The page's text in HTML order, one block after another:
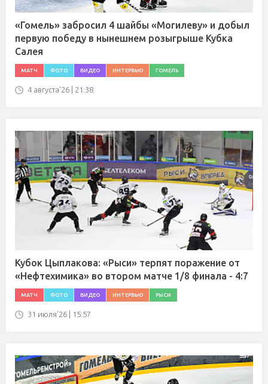
«Гомель» забросил 4 шайбы «Могилеву» и добыл
первую победу в нынешнем розыгрыше Кубка
Салея
МАТЧ ФОТО ВИДЕО ИНТЕРВЬЮ ГОМЕЛЬ
4 августа'26 | 21:38
Кубок Цыплакова: «Рыси» терпят поражение от
«Нефтехимика» во втором матче 1/8 финала - 4:7
МАТЧ ФОТО ВИДЕО ИНТЕРВЬЮ РЫСИ
31 июля'26 | 15:57